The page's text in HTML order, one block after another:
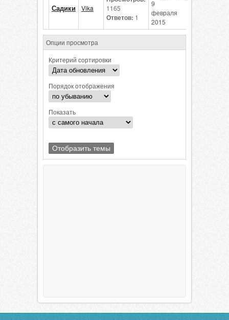
Садики Vika 1165
Ответов: 1
9
февраля
2015
Опции просмотра
Критерий сортировки
Порядок отображения
Показать